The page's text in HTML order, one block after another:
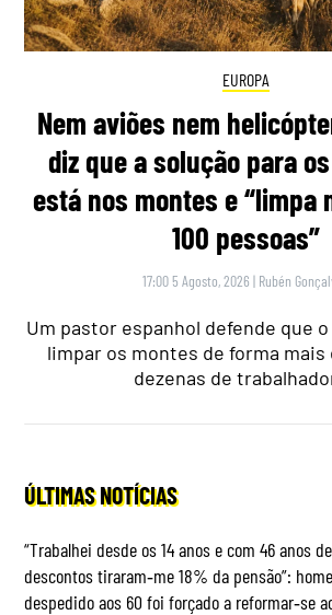
EUROPA
Nem aviões nem
diz que a solução para
está nos montes e “limpa
100 pessoas”
17:00 5 Agosto, 2026 | Rubén
Um pastor espanhol defende que
limpar os montes de forma mais
dezenas de
ÚLTIMAS NOTÍCIAS
“Trabalhei desde os 14 anos e com 46 anos de
descontos tiraram‑me 18% da pensão”:
despedido aos 60 foi forçado a reformar‑se